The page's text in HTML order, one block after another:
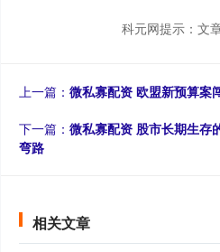
科元网提示：文
上一篇： 微私寡配资 欧盟新预算案
下一篇： 微私寡配资 股市长期生存
弯路
相关文章